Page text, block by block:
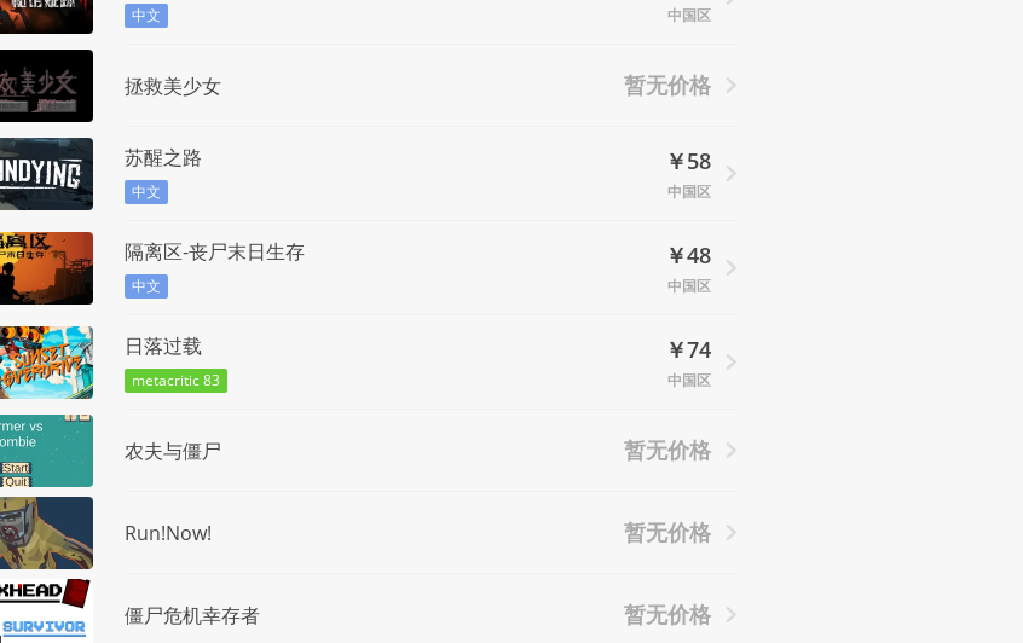
中文 中国区
拯救美少女 暂无价格
苏醒之路
中文
￥58
中国区
隔离区-丧尸末日生存
中文
￥48
中国区
日落过载
metacritic 83
￥74
中国区
农夫与僵尸 暂无价格
Run!Now! 暂无价格
僵尸危机幸存者 暂无价格